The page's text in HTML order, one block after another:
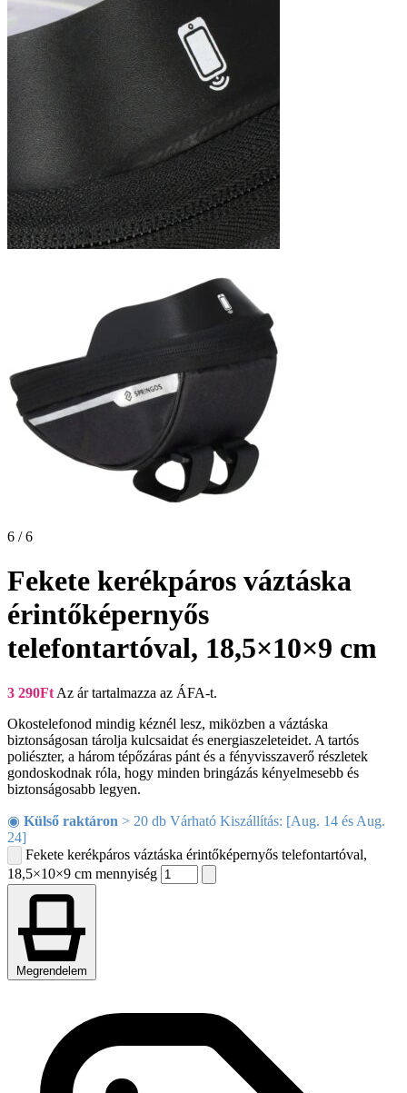
6 / 6
Fekete kerékpáros váztáska
érintőképernyős
telefontartóval, 18,5×10×9 cm
3 290Ft Az ár tartalmazza az ÁFA-t.
Okostelefonod mindig kéznél lesz, miközben a váztáska
biztonságosan tárolja kulcsaidat és energiaszeleteidet. A tartós
poliészter, a három tépőzáras pánt és a fényvisszaverő részletek
gondoskodnak róla, hogy minden bringázás kényelmesebb és
biztonságosabb legyen.
◉ Külső raktáron > 20 db Várható Kiszállítás: [Aug. 14 és Aug.
24]
Fekete kerékpáros váztáska érintőképernyős telefontartóval,
18,5×10×9 cm mennyiség
Megrendelem